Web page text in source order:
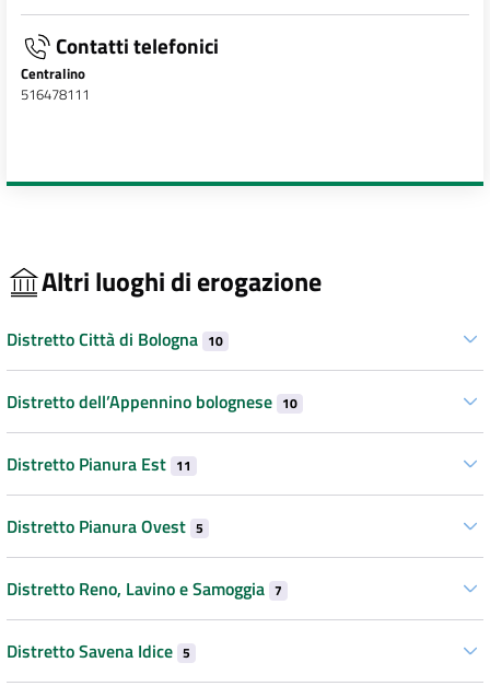
Contatti telefonici
Centralino
516478111
Altri luoghi di erogazione
Distretto Città di Bologna 10
Distretto dell’Appennino bolognese 10
Distretto Pianura Est 11
Distretto Pianura Ovest 5
Distretto Reno, Lavino e Samoggia 7
Distretto Savena Idice 5